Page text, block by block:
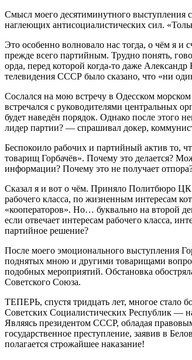
Смысл моего десятиминутного выступления
наглеющих антисоциалистических сил.
Это особенно волновало нас тогда, о чём я
прежде всего партийным. Трудно понять,
орда, перед которой когда-то даже
телевидения СССР было сказано, что «ни
Сослался на мою встречу в Одесском
встречался с руководителями центральных
будет наведён порядок. Однако после этого
лидер партии? — спрашивал докер,
Беспокоило рабочих и партийный актив то,
товарищ Горбачёв». Почему это делается?
информации? Почему это не получает
Сказал я и вот о чём. Приняло Политбюро
рабочего класса, по жизненным интересам
«кооператоров». Но… буквально на второй
если отвечает интересам рабочего класса,
партийное решение?
После моего эмоционального выступления
поднятых мною и другими товарищами
подобных мероприятий. Обстановка
Советского Союза.
ТЕПЕРЬ, спустя тридцать лет, многое стало
Советских Социалистических Республик —
Являясь президентом СССР, обладая
государственное преступление, заявив в
полагается строжайшее наказание!